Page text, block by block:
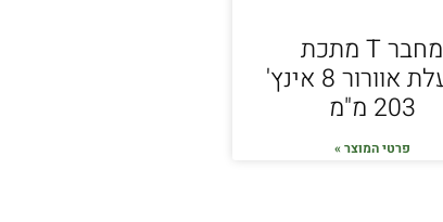
מחבר T מתכת
לתעלת אוורור 8 אינץ'
203 מ"מ
פרטי המוצר »